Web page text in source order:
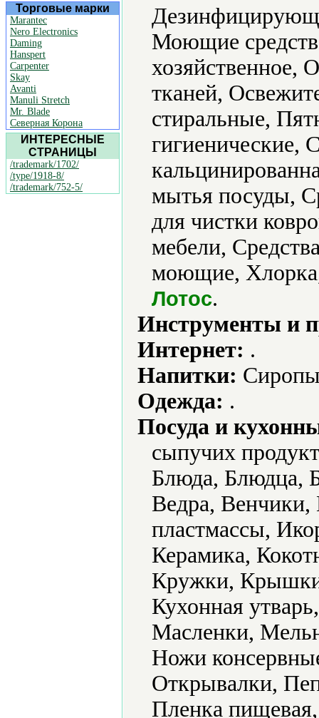
Торговые марки
Marantec
Nero Electronics
Daming
Hanspert
Carpenter
Skay
Avanti
Manuli Stretch
Mr. Blade
Северная Корона
ИНТЕРЕСНЫЕ
СТРАНИЦЫ
/trademark/1702/
/type/1918-8/
/trademark/752-5/
Моющие
хозяйственное,
тканей,
стиральные,
гигиенические,
мытья посуды,
для чистки
мебели,
моющие,
Лотос.
Инструменты и
Интернет: .
Напитки:
Одежда: .
Посуда и
сыпучих
Блюда, Блюдца,
Ведра,
пластмассы,
Керамика,
Кружки, Крышки
Кухонная
Масленки,
Ножи
Открывалки,
Пленка